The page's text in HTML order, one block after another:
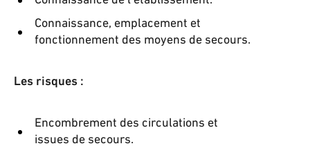
Connaissance, emplacement et
fonctionnement des moyens de secours.
Les risques :
Encombrement des circulations et
issues de secours.